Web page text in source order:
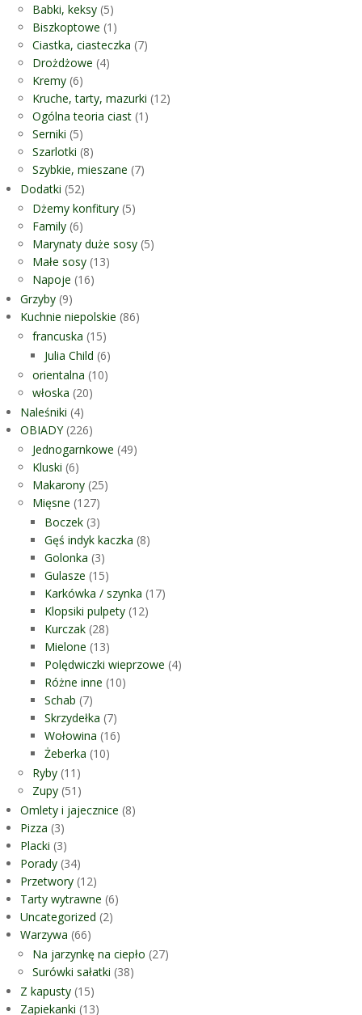
Babki, keksy (5)
Biszkoptowe (1)
Ciastka, ciasteczka (7)
Drożdżowe (4)
Kremy (6)
Kruche, tarty, mazurki (12)
Ogólna teoria ciast (1)
Serniki (5)
Szarlotki (8)
Szybkie, mieszane (7)
Dodatki (52)
Dżemy konfitury (5)
Family (6)
Marynaty duże sosy (5)
Małe sosy (13)
Napoje (16)
Grzyby (9)
Kuchnie niepolskie (86)
francuska (15)
Julia Child (6)
orientalna (10)
włoska (20)
Naleśniki (4)
OBIADY(226)
Jednogarnkowe (49)
Kluski (6)
Makarony (25)
Mięsne (127)
Boczek (3)
Gęś indyk kaczka (8)
Golonka (3)
Gulasze (15)
Karkówka / szynka (17)
Klopsiki pulpety (12)
Kurczak (28)
Mielone (13)
Polędwiczki wieprzowe (4)
Różne inne (10)
Schab (7)
Skrzydełka (7)
Wołowina (16)
Żeberka (10)
Ryby (11)
Zupy (51)
Omlety i jajecznice (8)
Pizza (3)
Placki (3)
Porady (34)
Przetwory (12)
Tarty wytrawne (6)
Uncategorized (2)
Warzywa (66)
Na jarzynkę na ciepło (27)
Surówki sałatki (38)
Z kapusty (15)
Zapiekanki (13)